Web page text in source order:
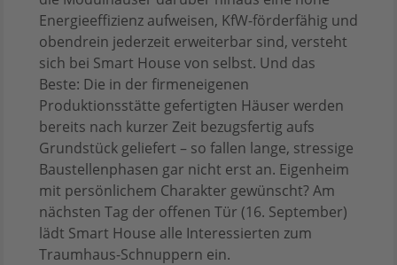
Energieeffizienz aufweisen, KfW-förderfähig und
obendrein jederzeit erweiterbar sind, versteht
sich bei Smart House von selbst. Und das
Beste: Die in der firmeneigenen
Produktionsstätte gefertigten Häuser werden
bereits nach kurzer Zeit bezugsfertig aufs
Grundstück geliefert – so fallen lange, stressige
Baustellenphasen gar nicht erst an. Eigenheim
mit persönlichem Charakter gewünscht? Am
nächsten Tag der offenen Tür (16. September)
lädt Smart House alle Interessierten zum
Traumhaus-Schnuppern ein.